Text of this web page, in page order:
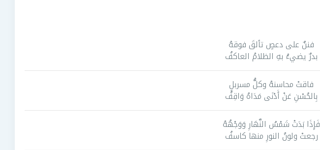
فننٌ على دعصٍ تألقَ فوقهُ
بدرٌ يضيءُ بهِ الظلامُ العاكفُ
فاقتْ محاسنهُ وكلُّ مسربلٍ
بِالحُسْنِ عَنْ أَدْنَى مَدَاهُ وَاقِفُ
فَإِذَا بَدَتْ شَمْسُ النَّهَارِ وَوَجْهُهُ
رجعتْ ولونُ النورِ منها كاسفُ